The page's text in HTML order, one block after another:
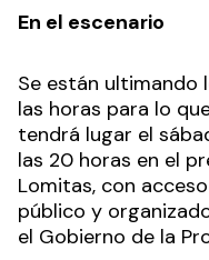
En el escenario
Se están ultimando
las horas para lo
tendrá lugar el
las 20 horas en el
Lomitas, con
público y
el Gobierno de la